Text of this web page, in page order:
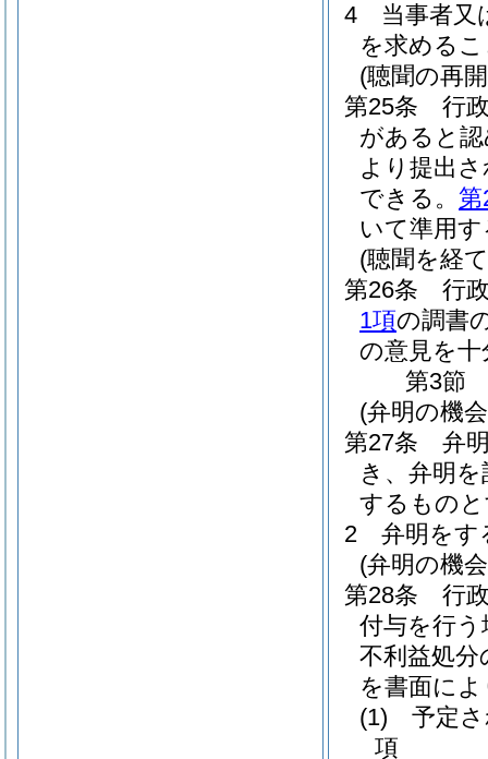
4
当事者又
を求める
(聴聞の再
第25条
行
があると
より提出
できる。 第
いて準用
(聴聞を経
第26条
行
1項の調書
の意見を
第3節
(弁明の機
第27条
弁
き、弁明
するもの
2
弁明をす
(弁明の機
第28条
行
付与を行
不利益処
を書面に
(1)
予定
項